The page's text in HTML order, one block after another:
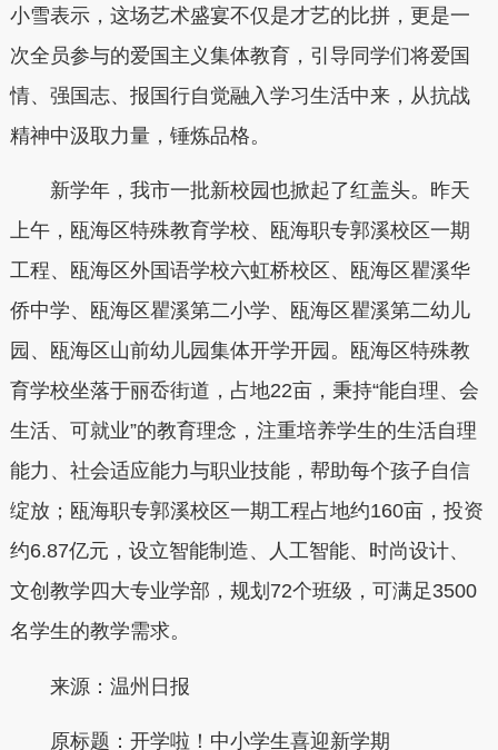
小雪表示，这场艺术盛宴不仅是才艺的比拼，更是一
次全员参与的爱国主义集体教育，引导同学们将爱国
情、强国志、报国行自觉融入学习生活中来，从抗战
精神中汲取力量，锤炼品格。
新学年，我市一批新校园也掀起了红盖头。昨天
上午，瓯海区特殊教育学校、瓯海职专郭溪校区一期
工程、瓯海区外国语学校六虹桥校区、瓯海区瞿溪华
侨中学、瓯海区瞿溪第二小学、瓯海区瞿溪第二幼儿
园、瓯海区山前幼儿园集体开学开园。瓯海区特殊教
育学校坐落于丽岙街道，占地22亩，秉持“能自理、会
生活、可就业”的教育理念，注重培养学生的生活自理
能力、社会适应能力与职业技能，帮助每个孩子自信
绽放；瓯海职专郭溪校区一期工程占地约160亩，投资
约6.87亿元，设立智能制造、人工智能、时尚设计、
文创教学四大专业学部，规划72个班级，可满足3500
名学生的教学需求。
来源：温州日报
原标题：开学啦！中小学生喜迎新学期